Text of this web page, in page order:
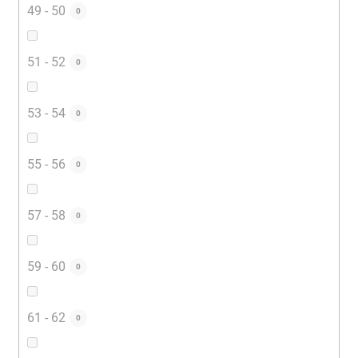
49 - 50 0
51 - 52 0
53 - 54 0
55 - 56 0
57 - 58 0
59 - 60 0
61 - 62 0